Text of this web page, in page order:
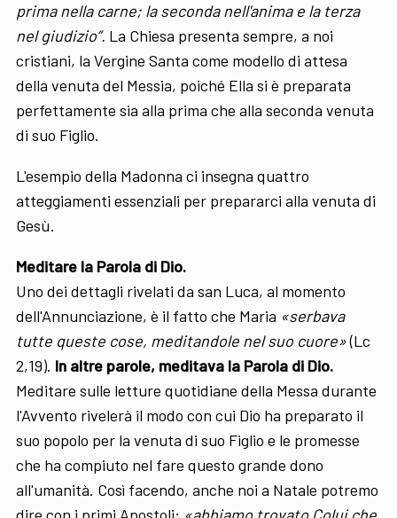
prima nella carne; la seconda nell'anima e la terza
nel giudizio”. La Chiesa presenta sempre, a noi
cristiani, la Vergine Santa come modello di attesa
della venuta del Messia, poiché Ella si è preparata
perfettamente sia alla prima che alla seconda venuta
di suo Figlio.
L'esempio della Madonna ci insegna quattro
atteggiamenti essenziali per prepararci alla venuta di
Gesù.
Meditare la Parola di Dio.
Uno dei dettagli rivelati da san Luca, al momento
dell'Annunciazione, è il fatto che Maria «serbava
tutte queste cose, meditandole nel suo cuore»(Lc
2,19). In altre parole, meditava la Parola di Dio.
Meditare sulle letture quotidiane della Messa durante
l'Avvento rivelerà il modo con cui Dio ha preparato il
suo popolo per la venuta di suo Figlio e le promesse
che ha compiuto nel fare questo grande dono
all'umanità. Così facendo, anche noi a Natale potremo